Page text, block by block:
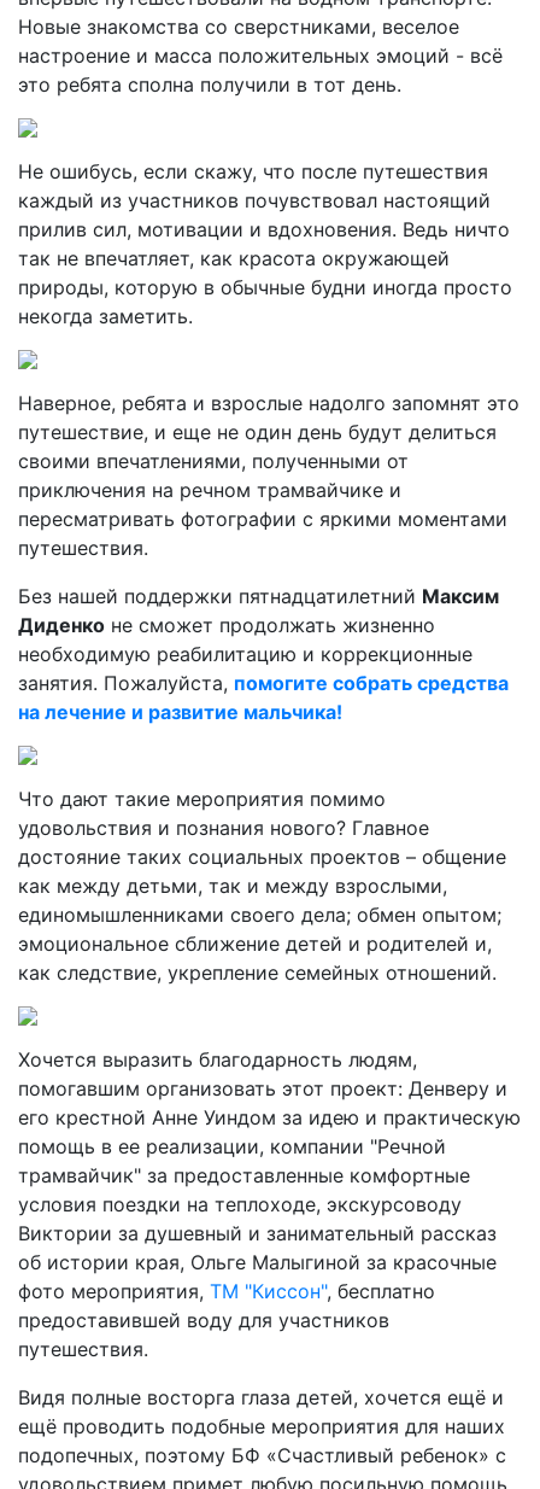
Новые знакомства со сверстниками, веселое
настроение и масса положительных эмоций - всё
это ребята сполна получили в тот день.
Не ошибусь, если скажу, что после путешествия
каждый из участников почувствовал настоящий
прилив сил, мотивации и вдохновения. Ведь ничто
так не впечатляет, как красота окружающей
природы, которую в обычные будни иногда просто
некогда заметить.
Наверное, ребята и взрослые надолго запомнят это
путешествие, и еще не один день будут делиться
своими впечатлениями, полученными от
приключения на речном трамвайчике и
пересматривать фотографии с яркими моментами
путешествия.
Без нашей поддержки пятнадцатилетний Максим
Диденко не сможет продолжать жизненно
необходимую реабилитацию и коррекционные
занятия. Пожалуйста, помогите собрать средства
на лечение и развитие мальчика!
Что дают такие мероприятия помимо
удовольствия и познания нового? Главное
достояние таких социальных проектов – общение
как между детьми, так и между взрослыми,
единомышленниками своего дела; обмен опытом;
эмоциональное сближение детей и родителей и,
как следствие, укрепление семейных отношений.
Хочется выразить благодарность людям,
помогавшим организовать этот проект: Денверу и
его крестной Анне Уиндом за идею и практическую
помощь в ее реализации, компании "Речной
трамвайчик" за предоставленные комфортные
условия поездки на теплоходе, экскурсоводу
Виктории за душевный и занимательный рассказ
об истории края, Ольге Малыгиной за красочные
фото мероприятия, ТМ "Киссон", бесплатно
предоставившей воду для участников
путешествия.
Видя полные восторга глаза детей, хочется ещё и
ещё проводить подобные мероприятия для наших
подопечных, поэтому БФ «Счастливый ребенок» с
удовольствием примет любую посильную помощь